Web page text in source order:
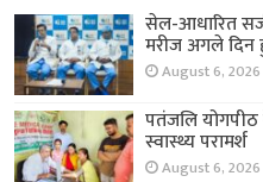
सेल-आधारित
मरीज अगले दिन
August 6, 2026
पतंजलि
स्वास्थ्य परामर्श
August 6, 2026